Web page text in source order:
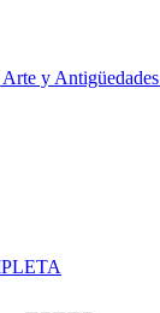
Arte y Antigüedades